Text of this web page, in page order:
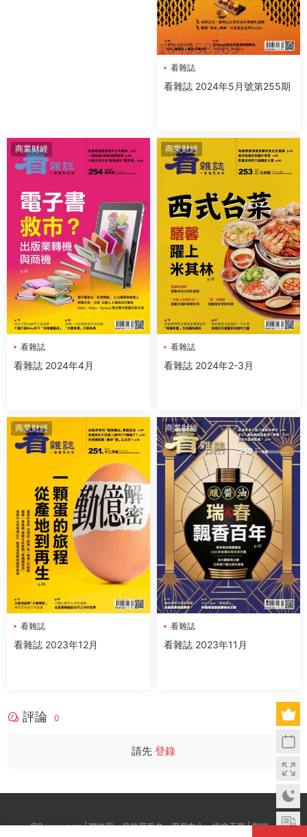
看雜誌
看雜誌 2024年5月號第255期
商業财經
看雜誌
看雜誌 2024年4月
商業财經
看雜誌
看雜誌 2024年2-3月
商業财經
看雜誌
看雜誌 2023年12月
商業财經
看雜誌
看雜誌 2023年11月
評論 0
請先 登錄
@Boxwc.com | 聯絡我：登錄用戶名--用戶中心--提交工單 | 郵箱：